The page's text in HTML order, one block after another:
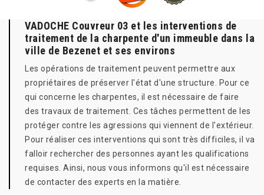
VADOCHE Couvreur 03 et les interventions de
traitement de la charpente d'un immeuble dans la
ville de Bezenet et ses environs
Les opérations de traitement peuvent permettre aux
propriétaires de préserver l'état d'une structure. Pour ce
qui concerne les charpentes, il est nécessaire de faire
des travaux de traitement. Ces tâches permettent de les
protéger contre les agressions qui viennent de l'extérieur.
Pour réaliser ces interventions qui sont très difficiles, il va
falloir rechercher des personnes ayant les qualifications
requises. Ainsi, nous vous informons qu'il est nécessaire
de contacter des experts en la matière.